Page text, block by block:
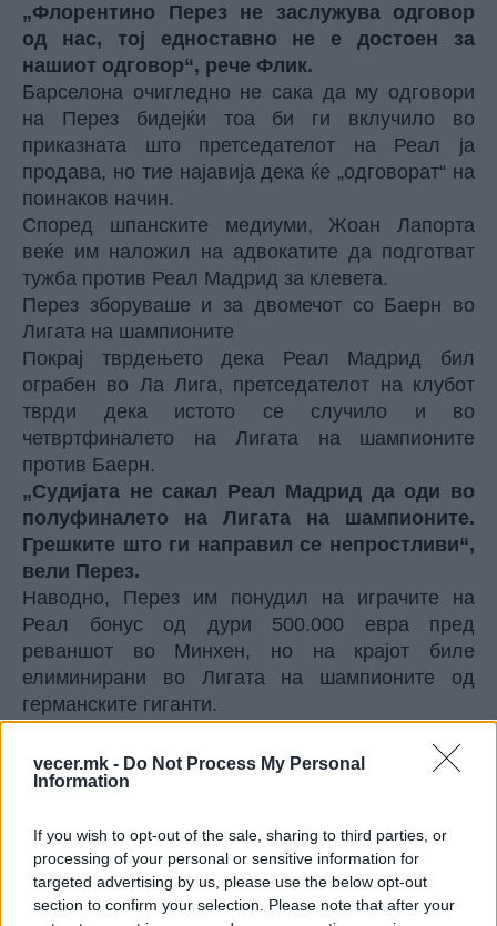
vecer.mk - Do Not Process My Personal
Information
If you wish to opt-out of the sale, sharing to third parties, or
processing of your personal or sensitive information for
targeted advertising by us, please use the below opt-out
section to confirm your selection. Please note that after your
„Флорентино Перез не заслужува одговор
од нас, тој едноставно не е достоен за
нашиот одговор“, рече Флик.
Барселона очигледно не сака да му одговори
на Перез бидејќи тоа би ги вклучило во
приказната што претседателот на Реал ја
продава, но тие најавија дека ќе „одговорат“ на
поинаков начин.
Според шпанските медиуми, Жоан Лапорта
веќе им наложил на адвокатите да подготват
тужба против Реал Мадрид за клевета.
Перез зборуваше и за двомечот со Баерн во
Лигата на шампионите
Покрај тврдењето дека Реал Мадрид бил
ограбен во Ла Лига, претседателот на клубот
тврди дека истото се случило и во
четвртфиналето на Лигата на шампионите
против Баерн.
„Судијата не сакал Реал Мадрид да оди во
полуфиналето на Лигата на шампионите.
Грешките што ги направил се непростливи“,
вели Перез.
Наводно, Перез им понудил на играчите на
Реал бонус од дури 500.000 евра пред
реваншот во Минхен, но на крајот биле
елиминирани во Лигата на шампионите од
германските гиганти.
sportmedia.mk
Винисиус ги избриша сите
објави од Инстаграм откако Реал
му даде понуда